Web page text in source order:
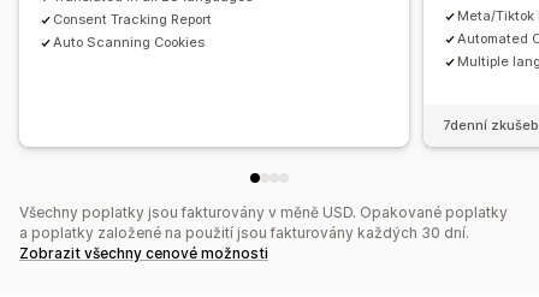
Consent Tracking Report
Auto Scanning Cookies
Meta/Tiktok
Automated
Multiple
7denní
Všechny poplatky jsou fakturovány v měně USD. Opakované poplatky
a poplatky založené na použití jsou fakturovány každých 30 dní.
Zobrazit všechny cenové možnosti